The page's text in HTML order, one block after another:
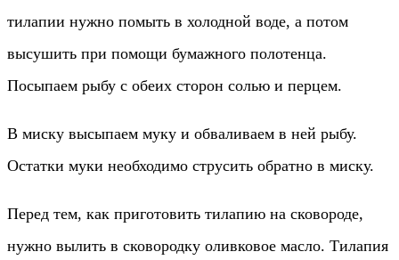
тилапии нужно помыть в холодной воде, а потом
высушить при помощи бумажного полотенца.
Посыпаем рыбу с обеих сторон солью и перцем.
В миску высыпаем муку и обваливаем в ней рыбу.
Остатки муки необходимо струсить обратно в миску.
Перед тем, как приготовить тилапию на сковороде,
нужно вылить в сковородку оливковое масло. Тилапия